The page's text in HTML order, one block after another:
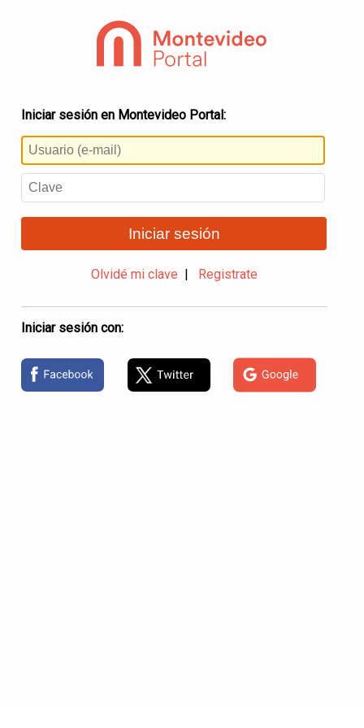
Iniciar sesión en Montevideo Portal:
Iniciar sesión
Olvidé mi clave Registrate
Iniciar sesión con: